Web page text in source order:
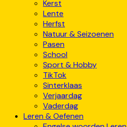
Kerst
Lente
Herfst
Natuur & Seizoenen
Pasen
School
Sport & Hobby
TikTok
Sinterklaas
Verjaardag
Vaderdag
Leren & Oefenen